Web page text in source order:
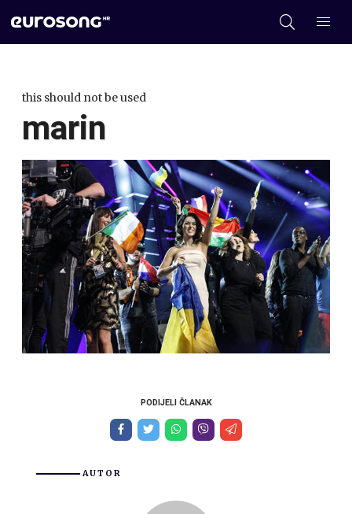
this should not be used
marin
PODIJELI ČLANAK
AUTOR